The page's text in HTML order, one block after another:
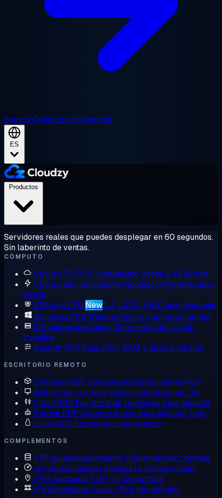
SoporteContactar con ventas
ES
Servidores reales que puedes desplegar en 60 segundos.
Sin laberinto de ventas.
CÓMPUTO
Cloud VPS EPYC compartido, desde 2,48 $/mes
VPS de alto rendimiento Núcleos EPYC dedicados,
DDR5
VPS con GPU New L4, L40S, H100 bajo demanda
Windows VPS Windows Server, admin completo
Servidores dedicados Bare metal de un solo
inquilino
Custom VPS Elige CPU, RAM y disco a medida
ESCRITORIO REMOTO
Comprar RDP Compara todos los planes RDP
RDP en EE. UU. RDP admin con IPs de EE. UU.
Forex RDP Escritorio de trading de baja latencia
Botting RDP Siempre activo para ejecutar bots
Linux RDP Escritorio Linux, remoto
COMPLEMENTOS
VPS de almacenamiento Planes de disco grande
ISO personalizadaArranca tu propia imagen
IPv4 dedicada Tu IP, no compartida
IPs adicionales Varias IPv4 por servidor